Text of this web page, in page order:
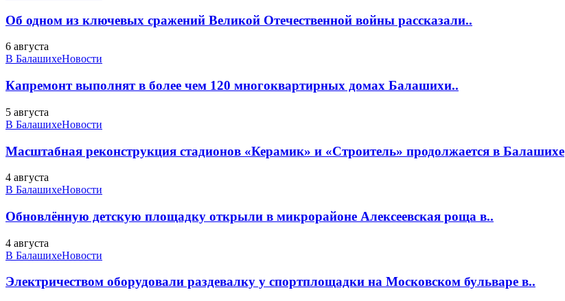
Об одном из ключевых сражений Великой Отечественной войны рассказали..
6 августа
В БалашихеНовости
Капремонт выполнят в более чем 120 многоквартирных домах Балашихи..
5 августа
В БалашихеНовости
Масштабная реконструкция стадионов «Керамик» и «Строитель» продолжается в Балашихе
4 августа
В БалашихеНовости
Обновлённую детскую площадку открыли в микрорайоне Алексеевская роща в..
4 августа
В БалашихеНовости
Электричеством оборудовали раздевалку у спортплощадки на Московском бульваре в..